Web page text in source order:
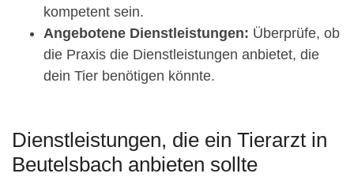
kompetent sein.
Angebotene Dienstleistungen: Überprüfe, ob
die Praxis die Dienstleistungen anbietet, die
dein Tier benötigen könnte.
Dienstleistungen, die ein Tierarzt in
Beutelsbach anbieten sollte